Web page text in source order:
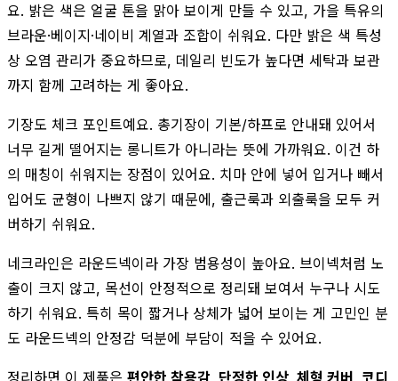
요. 밝은 색은 얼굴 톤을 맑아 보이게 만들 수 있고, 가을 특유의
브라운·베이지·네이비 계열과 조합이 쉬워요. 다만 밝은 색 특성
상 오염 관리가 중요하므로, 데일리 빈도가 높다면 세탁과 보관
까지 함께 고려하는 게 좋아요.
기장도 체크 포인트예요. 총기장이 기본/하프로 안내돼 있어서
너무 길게 떨어지는 롱니트가 아니라는 뜻에 가까워요. 이건 하
의 매칭이 쉬워지는 장점이 있어요. 치마 안에 넣어 입거나 빼서
입어도 균형이 나쁘지 않기 때문에, 출근룩과 외출룩을 모두 커
버하기 쉬워요.
네크라인은 라운드넥이라 가장 범용성이 높아요. 브이넥처럼 노
출이 크지 않고, 목선이 안정적으로 정리돼 보여서 누구나 시도
하기 쉬워요. 특히 목이 짧거나 상체가 넓어 보이는 게 고민인 분
도 라운드넥의 안정감 덕분에 부담이 적을 수 있어요.
정리하면 이 제품은 편안한 착용감, 단정한 인상, 체형 커버, 코디